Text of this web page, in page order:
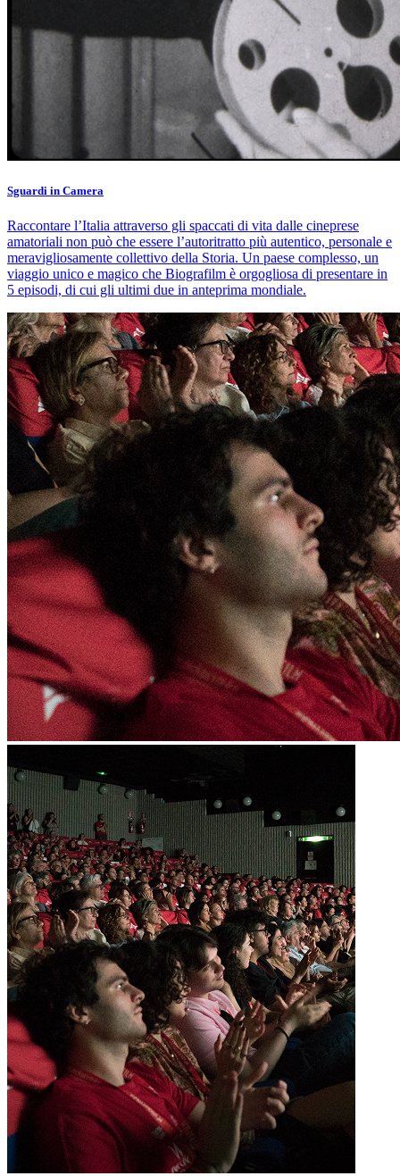
Sguardi in Camera
Raccontare l’Italia attraverso gli spaccati di vita dalle cineprese
amatoriali non può che essere l’autoritratto più autentico, personale e
meravigliosamente collettivo della Storia. Un paese complesso, un
viaggio unico e magico che Biografilm è orgogliosa di presentare in
5 episodi, di cui gli ultimi due in anteprima mondiale.